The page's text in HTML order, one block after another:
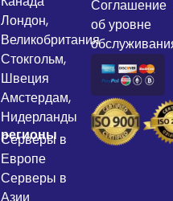
Лондон,
Великобритания
Стокгольм,
Швеция
Амстердам,
Нидерланды
регионы
Серверы в
Европе
Серверы в
Соглашение
об уровне